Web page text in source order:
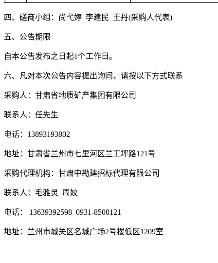
四、磋商小组： 尚弋婷 李建民 王丹(采购人代表)
五、公告期限
自本公告发布之日起1个工作日。
六、凡对本次公告内容提出询问，请按以下方式联系
采购人：甘肃省地质矿产集团有限公司
联系人：任先生
电话： 13893193802
地址：甘肃省兰州市七里河区兰工坪路121号
采购代理机构：甘肃中勘建招标代理有限公司
联系人： 毛雅灵 周姣
电话： 13639392598 0931-8500121
地址：兰州市城关区名城广场2号楼低区1 209室